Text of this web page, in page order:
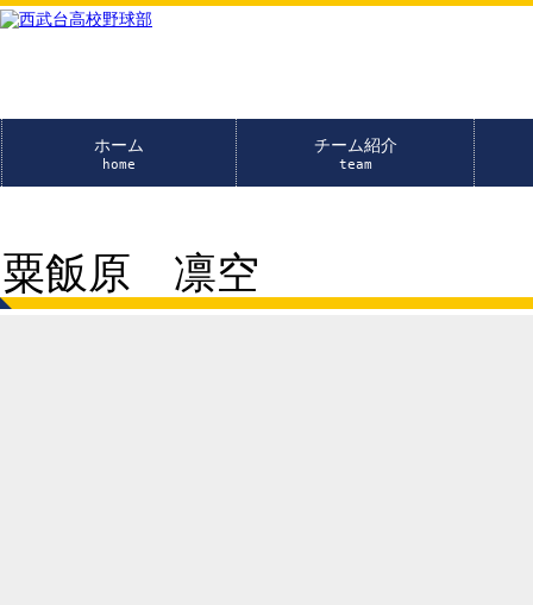
ホーム
home
チーム紹介
team
粟飯原 凛空